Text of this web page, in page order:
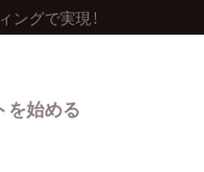
ングで実現！
を始める